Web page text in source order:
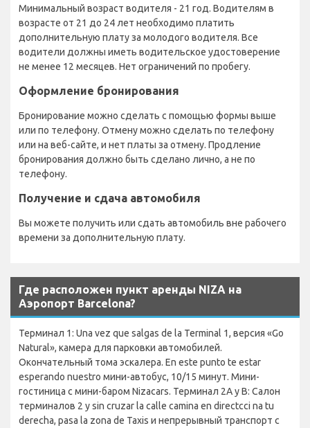
Минимальный возраст водителя - 21 год. Водителям в
возрасте от 21 до 24 лет необходимо платить
дополнительную плату за молодого водителя. Все
водители должны иметь водительское удостоверение
не менее 12 месяцев. Нет ограничений по пробегу.
Оформление бронирования
Бронирование можно сделать с помощью формы выше
или по телефону. Отмену можно сделать по телефону
или на веб-сайте, и нет платы за отмену. Продление
бронирования должно быть сделано лично, а не по
телефону.
Получение и сдача автомобиля
Вы можете получить или сдать автомобиль вне рабочего
времени за дополнительную плату.
Где расположен пункт аренды NIZA на
Аэропорт Barcelona?
Терминал 1: Una vez que salgas de la Terminal 1, версия «Go
Natural», камера для парковки автомобилей.
Окончательный тома эскалера. En este punto te estar
esperando nuestro мини-автобус, 10/15 минут. Мини-
гостиница с мини-баром Nizacars. Терминал 2A y B: Салон
терминалов 2 y sin cruzar la calle camina en directcci na tu
derecha, pasa la zona de Taxis и непрерывный транспорт с